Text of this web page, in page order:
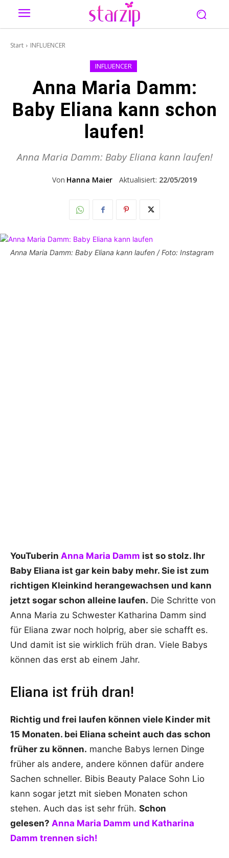
Start INFLUENCER
INFLUENCER
Anna Maria Damm:
Baby Eliana kann schon
laufen!
Anna Maria Damm: Baby Eliana kann laufen!
Von Hanna Maier Aktualisiert: 22/05/2019
Anna Maria Damm: Baby Eliana kann laufen / Foto: Instagram
YouTuberin Anna Maria Damm ist so stolz. Ihr
Baby Eliana ist gar kein baby mehr. Sie ist zum
richtigen Kleinkind herangewachsen und kann
jetzt sogar schon alleine laufen. Die Schritte von
Anna Maria zu Schwester Katharina Damm sind
für Eliana zwar noch holprig, aber sie schafft es.
Und damit ist sie wirklich früh dran. Viele Babys
können das erst ab einem Jahr.
Eliana ist früh dran!
Richtig und frei laufen können viele Kinder mit
15 Monaten. bei Eliana scheint auch das schon
früher zu können. manche Babys lernen Dinge
früher als andere, andere können dafür andere
Sachen schneller. Bibis Beauty Palace Sohn Lio
kann sogar jetzt mit sieben Monaten schon
stehen. Auch das ist sehr früh. Schon
gelesen? Anna Maria Damm und Katharina
Damm trennen sich!